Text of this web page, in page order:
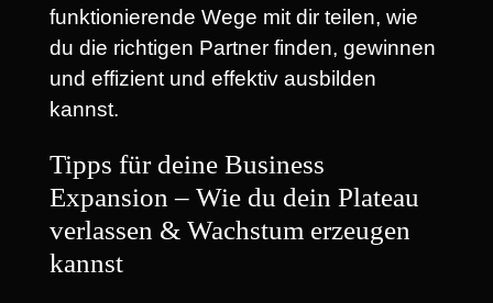
funktionierende Wege mit dir teilen, wie
du die richtigen Partner finden, gewinnen
und effizient und effektiv ausbilden
kannst.
Tipps für deine Business
Expansion – Wie du dein Plateau
verlassen & Wachstum erzeugen
kannst